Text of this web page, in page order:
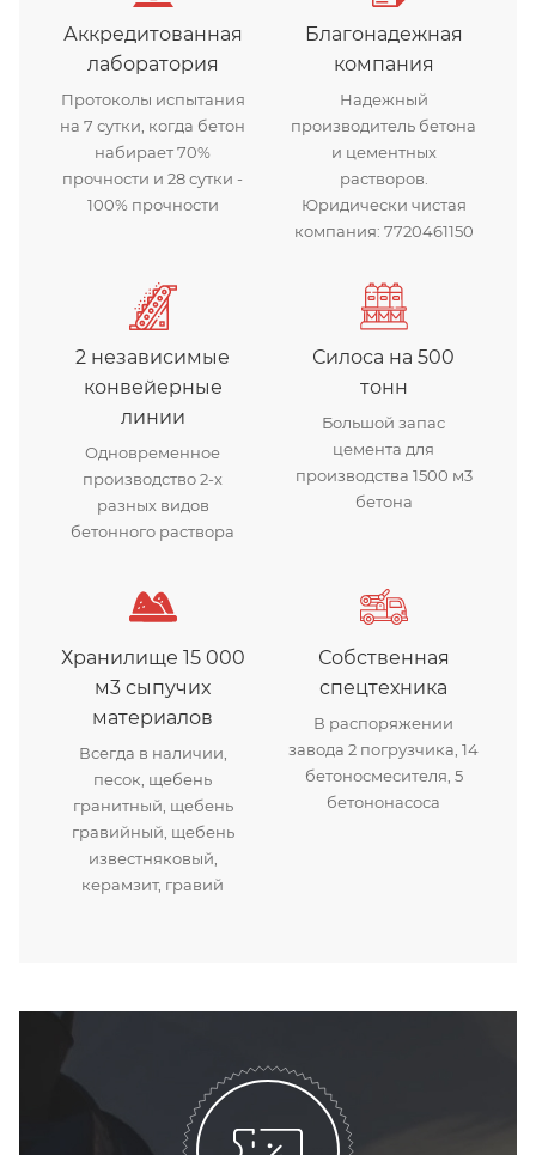
Аккредитованная
лаборатория
Протоколы испытания
на 7 сутки, когда бетон
набирает 70%
прочности и 28 сутки -
100% прочности
Благонадежная
компания
Надежный
производитель бетона
и цементных
растворов.
Юридически чистая
компания: 7720461150
2 независимые
конвейерные
линии
Одновременное
производство 2-х
разных видов
бетонного раствора
Силоса на 500
тонн
Большой запас
цемента для
производства 1500 м3
бетона
Хранилище 15 000
м3 сыпучих
материалов
Всегда в наличии,
песок, щебень
гранитный, щебень
гравийный, щебень
известняковый,
керамзит, гравий
Собственная
спецтехника
В распоряжении
завода 2 погрузчика, 14
бетоносмесителя, 5
бетононасоса